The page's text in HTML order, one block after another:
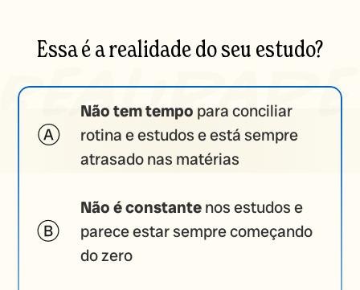
Essa é a realidade do seu estudo?
Não tem tempo para conciliar
rotina e estudos e está sempre
atrasado nas matérias
Não é constantenos estudos e
parece estar sempre começando
do zero